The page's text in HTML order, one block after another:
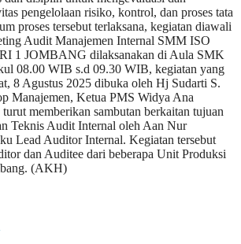
pengelolaan risiko, kontrol, dan proses tata
proses tersebut terlaksana, kegiatan diawali
Audit Manajemen Internal SMM ISO
1 JOMBANG dilaksanakan di Aula SMK
08.00 WIB s.d 09.30 WIB, kegiatan yang
8 Agustus 2025 dibuka oleh Hj Sudarti S.
Manajemen, Ketua PMS Widya Ana
memberikan sambutan berkaitan tujuan
Teknis Audit Internal oleh Aan Nur
Lead Auditor Internal. Kegiatan tersebut
dan Auditee dari beberapa Unit Produksi
(AKH)